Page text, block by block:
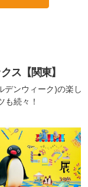
ス【関東】
デンウィーク)の楽し
続々！